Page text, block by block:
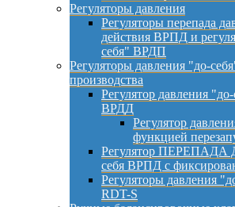
Регуляторы давления
Регуляторы перепада
действия ВРПД и
себя" ВРДП
Регуляторы давления "до-
производства
Регулятор давления
ВРДД
Регулятор
функцией
Регулятор
себя ВРПД с
Регуляторы давления
RDT-S